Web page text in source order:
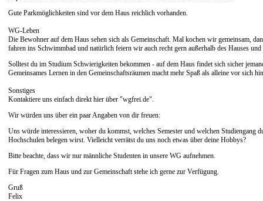
Gute Parkmöglichkeiten sind vor dem Haus reichlich vorhanden.
WG-Leben
Die Bewohner auf dem Haus sehen sich als Gemeinschaft. Mal kochen wir gemeinsam,
fahren ins Schwimmbad und natürlich feiern wir auch recht gern außerhalb des Hauses
Solltest du im Studium Schwierigkeiten bekommen - auf dem Haus findet sich sicher
Gemeinsames Lernen in den Gemeinschaftsräumen macht mehr Spaß als alleine vor sich
Sonstiges
Kontaktiere uns einfach direkt hier über "wgfrei.de".
Wir würden uns über ein paar Angaben von dir freuen:
Uns würde interessieren, woher du kommst, welches Semester und welchen Studiengang
Hochschulen belegen wirst. Vielleicht verrätst du uns noch etwas über deine Hobbys?
Bitte beachte, dass wir nur männliche Studenten in unsere WG aufnehmen.
Für Fragen zum Haus und zur Gemeinschaft stehe ich gerne zur Verfügung.
Gruß
Felix